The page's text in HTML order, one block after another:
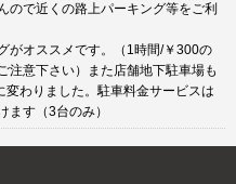
ので近くの路上パーキング等をご利
がオススメです。（1時間/￥300の
注意下さい）また店舗地下駐車場も
わりました。駐車料金サービスは
ます（3台のみ）